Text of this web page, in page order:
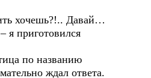
хочешь?!.. Давай…
я приготовился
по названию
ждал ответа.